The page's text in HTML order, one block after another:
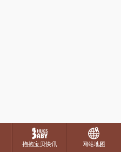
抱抱宝贝快讯 网站地图